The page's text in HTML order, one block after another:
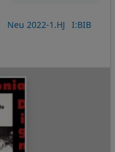
Neu 2022-1.HJ
I:BIB